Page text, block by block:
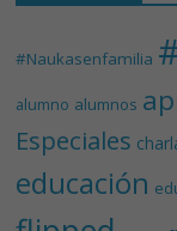
#Naukasenfamilia
alumno alumnos
Especiales
educación